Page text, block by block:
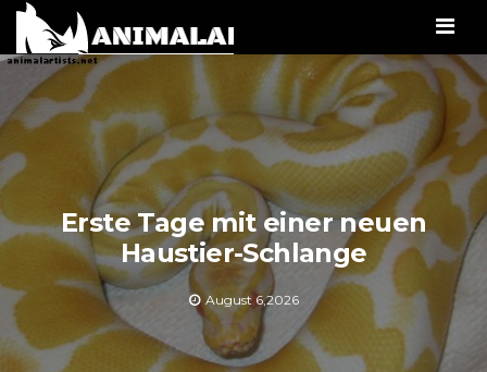
Erste Tage mit einer neuen
Haustier-Schlange
August 6,2026